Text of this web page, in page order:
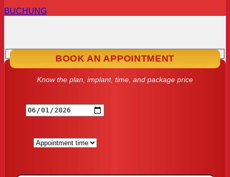
BUCHUNG
BOOK AN APPOINTMENT
Know the plan, implant, time, and package price